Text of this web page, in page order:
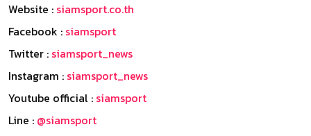
Website : siamsport.co.th
Facebook : siamsport
Twitter : siamsport_news
Instagram : siamsport_news
Youtube official : siamsport
Line : @siamsport